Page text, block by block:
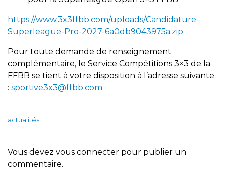
https://www.3x3ffbb.com/uploads/Candidature-
Superleague-Pro-2027-6a0db9043975a.zip
Pour toute demande de renseignement
complémentaire, le Service Compétitions 3×3 de la
FFBB se tient à votre disposition à l’adresse suivante
: sportive3x3@ffbb.com
actualités
Vous devez vous connecter pour publier un
commentaire.